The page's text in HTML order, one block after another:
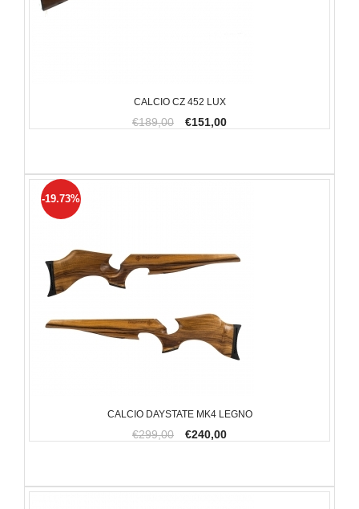
CALCIO CZ 452 LUX
€189,00 €151,00
CALCIO DAYSTATE MK4 LEGNO
€299,00 €240,00
-19.73%